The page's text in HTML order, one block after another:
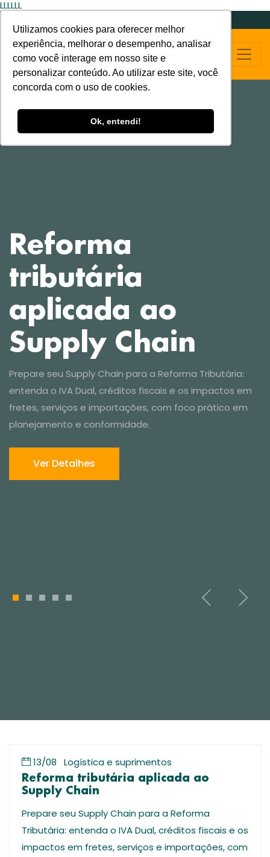
Utilizamos cookies para oferecer melhor
experiência, melhorar o desempenho, analisar
como você interage em nosso site e
personalizar conteúdo. Ao utilizar este site, você
concorda com o uso de cookies.
Ok, entendi!
LLLLLL
Ver Detalhes
1 2 3 4 5
13/08 Logística e suprimentos
Reforma tributária aplicada ao
Supply Chain
Prepare seu Supply Chain para a Reforma
Tributária: entenda o IVA Dual, créditos fiscais e os
impactos em fretes, serviços e importações, com